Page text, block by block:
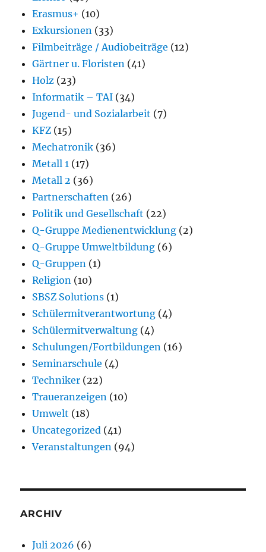
Erasmus+ (10)
Exkursionen (33)
Filmbeiträge / Audiobeiträge (12)
Gärtner u. Floristen (41)
Holz (23)
Informatik – TAI (34)
Jugend- und Sozialarbeit (7)
KFZ (15)
Mechatronik (36)
Metall 1 (17)
Metall 2 (36)
Partnerschaften (26)
Politik und Gesellschaft (22)
Q-Gruppe Medienentwicklung (2)
Q-Gruppe Umweltbildung (6)
Q-Gruppen (1)
Religion (10)
SBSZ Solutions (1)
Schülermitverantwortung (4)
Schülermitverwaltung (4)
Schulungen/Fortbildungen (16)
Seminarschule (4)
Techniker (22)
Traueranzeigen (10)
Umwelt (18)
Uncategorized (41)
Veranstaltungen (94)
ARCHIV
Juli 2026 (6)